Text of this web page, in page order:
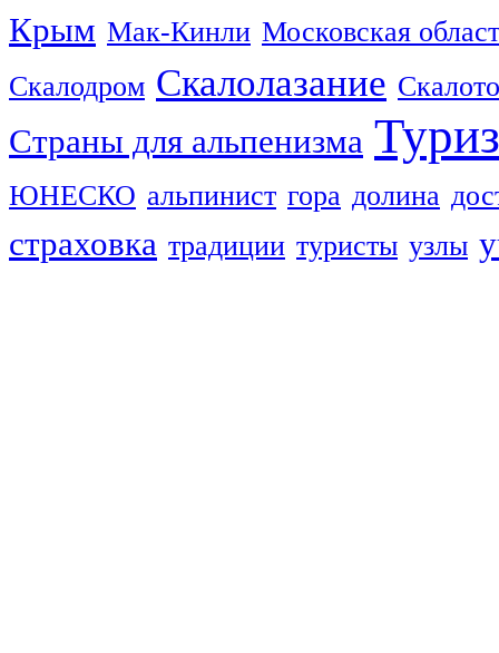
Крым Мак-Кинли Московская
Скалодром Скалолазание
Страны для альпенизма
ЮНЕСКО альпинист гора долина
страховка традиции туристы узлы